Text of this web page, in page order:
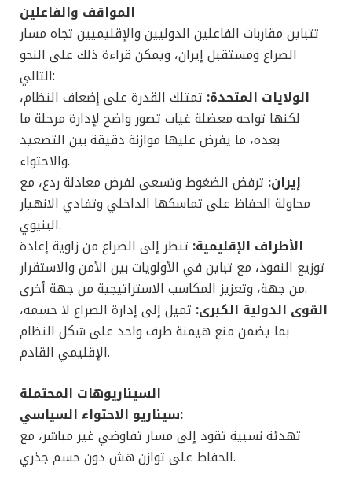
المواقف والفاعلين
تتباين مقاربات الفاعلين الدوليين والإقليميين تجاه مسار
الصراع ومستقبل إيران، ويمكن قراءة ذلك على النحو
التالي:
الولايات المتحدة: تمتلك القدرة على إضعاف النظام،
لكنها تواجه معضلة غياب تصور واضح لإدارة مرحلة ما
بعده، ما يفرض عليها موازنة دقيقة بين التصعيد
والاحتواء.
إيران: ترفض الضغوط وتسعى لفرض معادلة ردع، مع
محاولة الحفاظ على تماسكها الداخلي وتفادي الانهيار
البنيوي.
الأطراف الإقليمية: تنظر إلى الصراع من زاوية إعادة
توزيع النفوذ، مع تباين في الأولويات بين الأمن والاستقرار
من جهة، وتعزيز المكاسب الاستراتيجية من جهة أخرى.
القوى الدولية الكبرى: تميل إلى إدارة الصراع لا حسمه،
بما يضمن منع هيمنة طرف واحد على شكل النظام
الإقليمي القادم.
السيناريوهات المحتملة
سيناريو الاحتواء السياسي:
تهدئة نسبية تقود إلى مسار تفاوضي غير مباشر، مع
الحفاظ على توازن هش دون حسم جذري.